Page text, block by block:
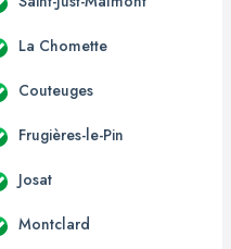
La Chomette
Couteuges
Frugières-le-Pin
Josat
Montclard